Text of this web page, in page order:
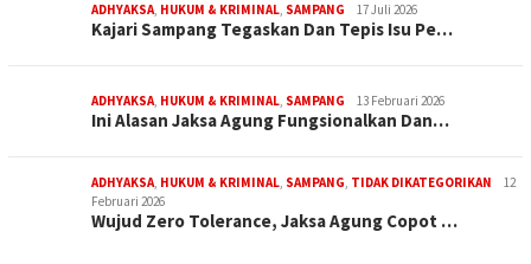
ADHYAKSA, HUKUM & KRIMINAL, SAMPANG 17 Juli 2026
Kajari Sampang Tegaskan Dan Tepis Isu Pe…
ADHYAKSA, HUKUM & KRIMINAL, SAMPANG 13 Februari 2026
Ini Alasan Jaksa Agung Fungsionalkan Dan…
ADHYAKSA, HUKUM & KRIMINAL, SAMPANG, TIDAK DIKATEGORIKAN
12
Februari 2026
Wujud Zero Tolerance, Jaksa Agung Copot …